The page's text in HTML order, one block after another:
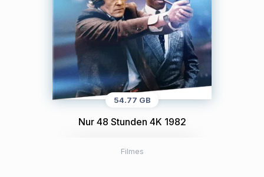
54.77 GB
Nur 48 Stunden 4K 1982
Filmes